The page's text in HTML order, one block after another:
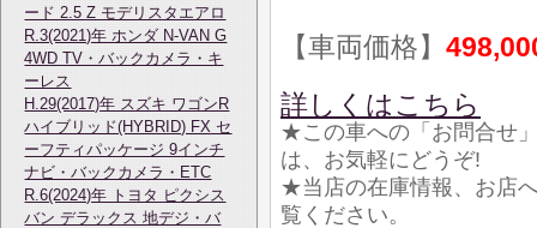
ード 2.5 Z モデリスタエアロ
R.3(2021)年 ホンダ N-VAN G
4WD TV・バックカメラ・キ
ーレス
H.29(2017)年 スズキ ワゴンR
ハイブリッド(HYBRID) FX セ
ーフティパッケージ 9インチ
ナビ・バックカメラ・ETC
R.6(2024)年 トヨタ ピクシス
バン デラックス 地デジ・バ
【車両価格】
詳しくはこちら
★この車への「お問合せ
は、お気軽にどうぞ!
★当店の在庫情報、お店
覧ください。